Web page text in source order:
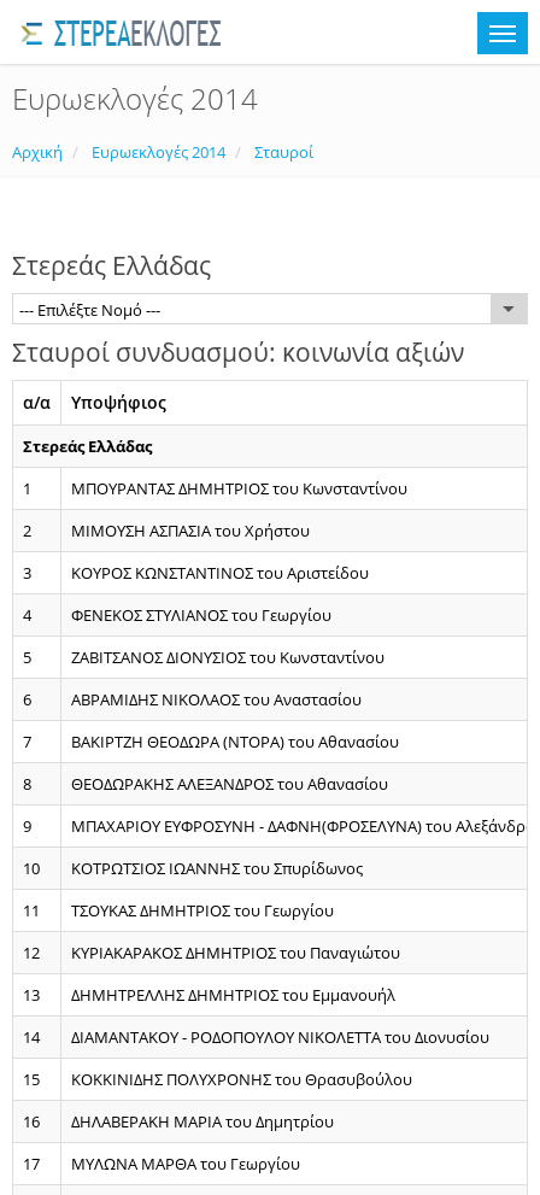
Ευρωεκλογές 2014
Αρχική Ευρωεκλογές 2014 Σταυροί
Στερεάς Ελλάδας
--- Επιλέξτε Νομό ---
Σταυροί συνδυασμού: κοινωνία αξιών
α/α Υποψήφιος
Στερεάς Ελλάδας
1
ΜΠΟΥΡΑΝΤΑΣ ΔΗΜΗΤΡΙΟΣ του Κωνσταντίνου
2
ΜΙΜΟΥΣΗ ΑΣΠΑΣΙΑ του Χρήστου
3
ΚΟΥΡΟΣ ΚΩΝΣΤΑΝΤΙΝΟΣ του Αριστείδου
4
ΦΕΝΕΚΟΣ ΣΤΥΛΙΑΝΟΣ του Γεωργίου
5
ΖΑΒΙΤΣΑΝΟΣ ΔΙΟΝΥΣΙΟΣ του Κωνσταντίνου
6
ΑΒΡΑΜΙΔΗΣ ΝΙΚΟΛΑΟΣ του Αναστασίου
7
ΒΑΚΙΡΤΖΗ ΘΕΟΔΩΡΑ (ΝΤΟΡΑ) του Αθανασίου
8
ΘΕΟΔΩΡΑΚΗΣ ΑΛΕΞΑΝΔΡΟΣ του Αθανασίου
9
ΜΠΑΧΑΡΙΟΥ ΕΥΦΡΟΣΥΝΗ - ΔΑΦΝΗ(ΦΡΟΣΕΛΥΝΑ) του
10
ΚΟΤΡΩΤΣΙΟΣ ΙΩΑΝΝΗΣ του Σπυρίδωνος
11
ΤΣΟΥΚΑΣ ΔΗΜΗΤΡΙΟΣ του Γεωργίου
12
ΚΥΡΙΑΚΑΡΑΚΟΣ ΔΗΜΗΤΡΙΟΣ του Παναγιώτου
13
ΔΗΜΗΤΡΕΛΛΗΣ ΔΗΜΗΤΡΙΟΣ του Εμμανουήλ
14
ΔΙΑΜΑΝΤΑΚΟΥ - ΡΟΔΟΠΟΥΛΟΥ ΝΙΚΟΛΕΤΤΑ του Διονυσίου
15
ΚΟΚΚΙΝΙΔΗΣ ΠΟΛΥΧΡΟΝΗΣ του Θρασυβούλου
16
ΔΗΛΑΒΕΡΑΚΗ ΜΑΡΙΑ του Δημητρίου
17
ΜΥΛΩΝΑ ΜΑΡΘΑ του Γεωργίου